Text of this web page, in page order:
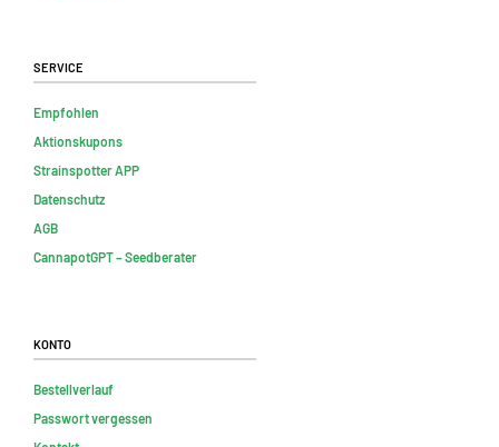
Service
Empfohlen
Aktionskupons
Strainspotter APP
Datenschutz
AGB
CannapotGPT – Seedberater
Konto
Bestellverlauf
Passwort vergessen